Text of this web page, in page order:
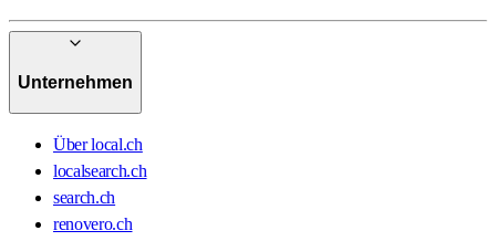
Unternehmen
Über local.ch
localsearch.ch
search.ch
renovero.ch